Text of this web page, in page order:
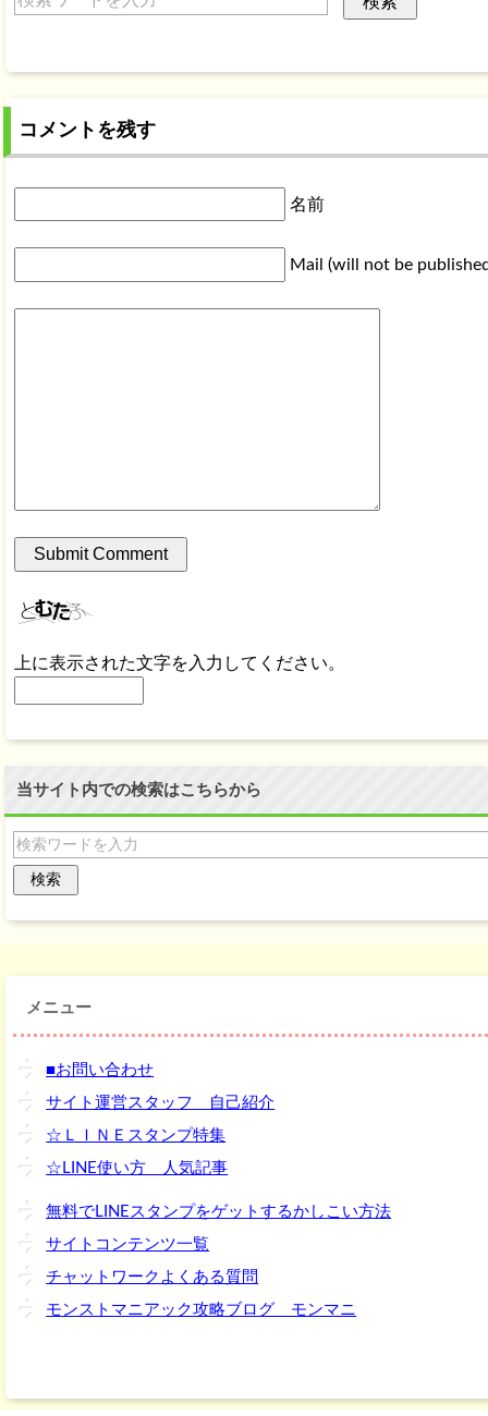
コメントを残す
名前
Mail (will not be
上に表示された文字を入力してください。
当サイト内での検索はこちらから
メニュー
■お問い合わせ
サイト運営スタッフ 自己紹介
☆ＬＩＮＥスタンプ特集
☆LINE使い方 人気記事
無料でLINEスタンプをゲットするかしこい方法
サイトコンテンツ一覧
チャットワークよくある質問
モンストマニアック攻略ブログ モンマニ